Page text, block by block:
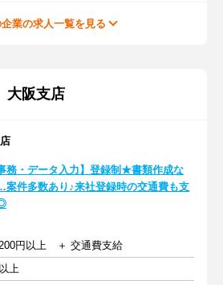
企業の求人一覧を見る
阪支店
事務・データ入力】登録制★書類作成な
案件多数あり♪来社登録時の交通費も支
円以上 ＋ 交通費支給
上